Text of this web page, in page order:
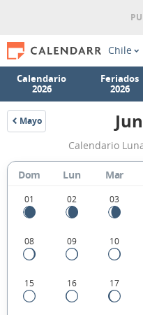
Chile
Calendario
2026
Feriados
2026
Mayo
1919
Calendario
Dom Lun Mar
01 02 03
08 09 10
15 16 17